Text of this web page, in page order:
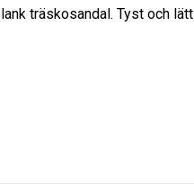
träskosandal. Tyst och